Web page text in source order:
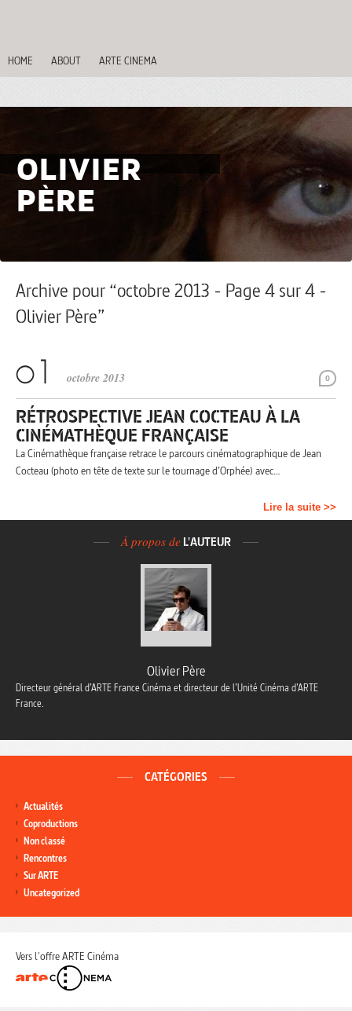
HOME ABOUT ARTE CINEMA
OLIVIER
PÈRE
Archive pour “octobre 2013 - Page 4 sur 4 -
Olivier Père”
0
octobre 2013
RÉTROSPECTIVE JEAN COCTEAU À LA
CINÉMATHÈQUE FRANÇAISE
La Cinémathèque française retrace le parcours cinématographique de Jean
Cocteau (photo en tête de texte sur le tournage d’Orphée) avec…
Lire la suite >>
À propos de L'AUTEUR
Olivier Père
Directeur général d’ARTE France Cinéma et directeur de l’Unité Cinéma d’ARTE
France.
CATÉGORIES
Actualités
Coproductions
Non classé
Rencontres
Sur ARTE
Uncategorized
Vers l'offre ARTE Cinéma